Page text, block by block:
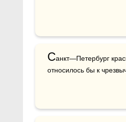
Санкт—Петербург
относилось бы к